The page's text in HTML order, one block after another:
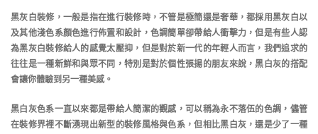
黑灰白裝修，一般是指在進行裝修時，不管是極簡還是奢華，都採用黑灰白以
及其他淺色系顏色進行佈置和設計，色調簡單卻帶給人衝擊力，但是有些人認
為黑灰白裝修給人的感覺太壓抑，但是對於新一代的年輕人而言，我們追求的
往往是一種新鮮和與眾不同，特別是對於個性張揚的朋友來說，黑白灰的搭配
會讓你體驗到另一種美感。
黑白灰色系一直以來都是帶給人簡潔的觀感，可以稱為永不落伍的色調，儘管
在裝修界裡不斷湧現出新型的裝修風格與色系，但相比黑白灰，還是少了一種